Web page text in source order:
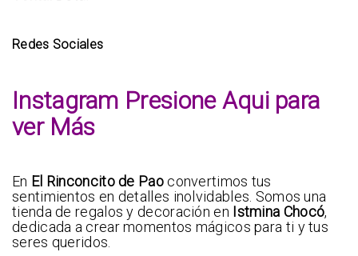
Redes Sociales
Instagram Presione Aqui para
ver Más
En El Rinconcito de Paoconvertimos tus
sentimientos en detalles inolvidables. Somos una
tienda de regalos y decoración en Istmina Chocó,
dedicada a crear momentos mágicos para ti y tus
seres queridos.